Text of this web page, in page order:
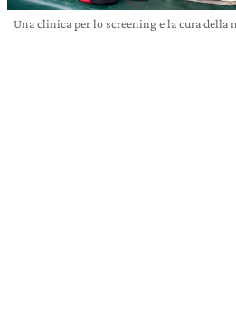
Una clinica per lo screening e la cura